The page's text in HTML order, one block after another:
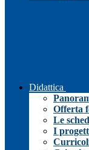
Didattica
Offerta
Le
I